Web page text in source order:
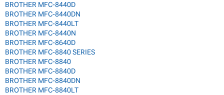
BROTHER MFC-8440D
BROTHER MFC-8440DN
BROTHER MFC-8440LT
BROTHER MFC-8440N
BROTHER MFC-8640D
BROTHER MFC-8840 SERIES
BROTHER MFC-8840
BROTHER MFC-8840D
BROTHER MFC-8840DN
BROTHER MFC-8840LT